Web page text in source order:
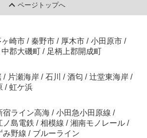
ページトップへ
ヶ崎市 / 秦野市 / 厚木市 / 小田原市 /
中郡大磯町 / 足柄上郡開成町
/ 片瀬海岸 / 石川 / 酒匂 / 辻堂東海岸 /
/ 虹ケ浜
宿ライン高海 / 小田急小田原線 /
ノ島電鉄 / 相模線 / 湘南モノレール /
み野線 / ブルーライン